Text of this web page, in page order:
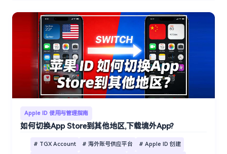
Apple ID 使用与管理指南
如何切换App Store到其他地区,下载境外App?
# TGX Account # 海外账号供应平台 # Apple ID 创建